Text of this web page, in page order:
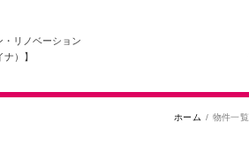
リノベーション
）】
ホーム 物件一覧